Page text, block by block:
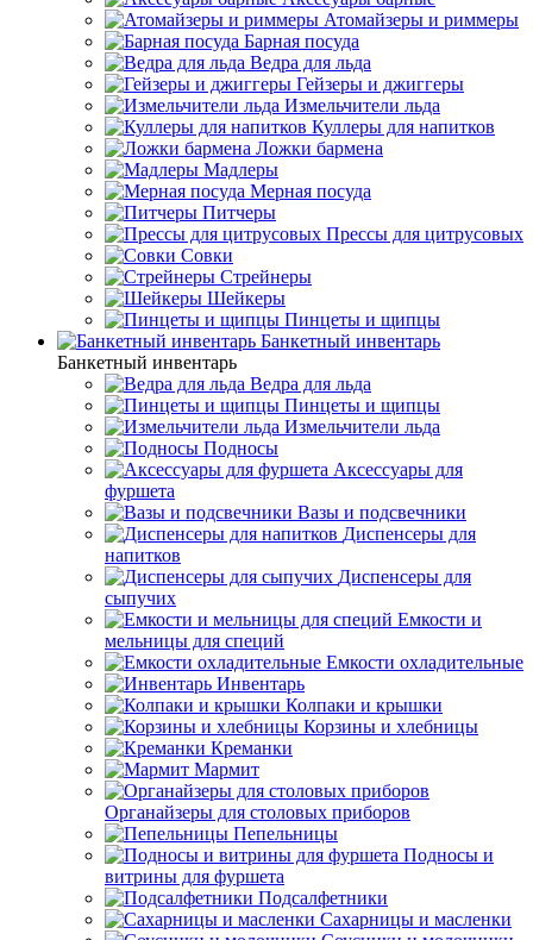
Атомайзеры и риммеры
Барная посуда
Ведра для льда
Гейзеры и джиггеры
Измельчители льда
Куллеры для напитков
Ложки бармена
Мадлеры
Мерная посуда
Питчеры
Прессы для цитрусовых
Совки
Стрейнеры
Шейкеры
Пинцеты и щипцы
Банкетный инвентарь
Банкетный инвентарь
Ведра для льда
Пинцеты и щипцы
Измельчители льда
Подносы
Аксессуары для
фуршета
Вазы и подсвечники
Диспенсеры для
напитков
Диспенсеры для
сыпучих
Емкости и
мельницы для специй
Емкости охладительные
Инвентарь
Колпаки и крышки
Корзины и хлебницы
Креманки
Мармит
Органайзеры для столовых приборов
Пепельницы
Подносы и
витрины для фуршета
Подсалфетники
Сахарницы и масленки